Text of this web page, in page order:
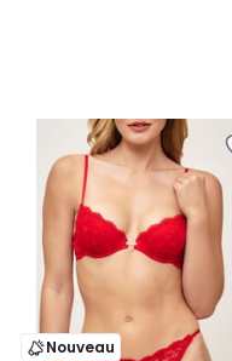
Nouveau